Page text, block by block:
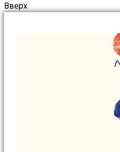
Вверх